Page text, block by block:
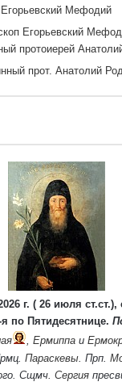
Егорьевский
прот. Анатолий
г. ( 26 июля ст.ст.),
по Пятидесятнице.
Ермиппа и
Параскевы. Прп.
Сщмч. Сергия